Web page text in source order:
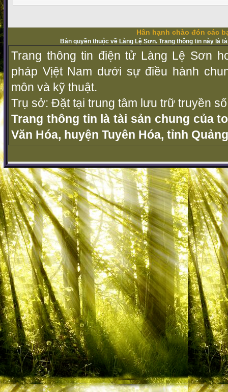
Hân hạnh chào đón các
Bản quyền thuộc về Làng Lệ Sơn. Trang thông tin này là
Trang thông tin điện tử Làng Lệ Sơn
pháp Vịệt Nam dưới sự điều hành
môn và kỹ thuật.
Trụ sở: Đặt tại trung tâm lưu trữ truyền
Trang thông tin là tài sản chung của
Văn Hóa, huyện Tuyên Hóa, tỉnh